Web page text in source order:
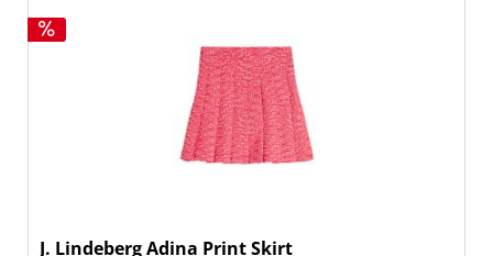
J. Lindeberg Adina Print Skirt